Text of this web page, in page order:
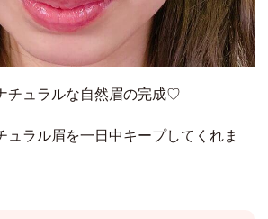
チュラルな自然眉の完成♡
ュラル眉を一日中キープしてくれま